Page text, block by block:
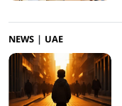
NEWS UAE